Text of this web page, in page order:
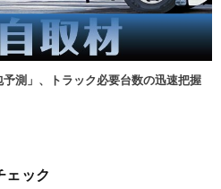
予測」、トラック必要台数の迅速把握
ェック